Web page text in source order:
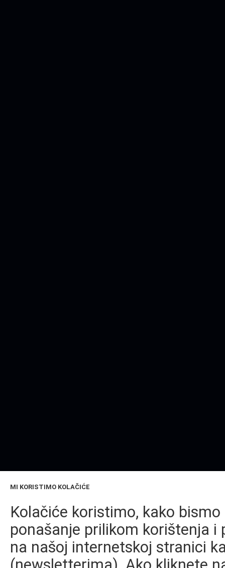
MI KORISTIMO KOLAČIĆE
Kolačiće koristimo, kako
ponašanje prilikom korištenja
na našoj internetskoj stranici